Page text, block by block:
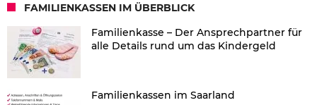
FAMILIENKASSEN IM ÜBERBLICK
Familienkasse – Der Ansprechpartner für
alle Details rund um das Kindergeld
Familienkassen im Saarland